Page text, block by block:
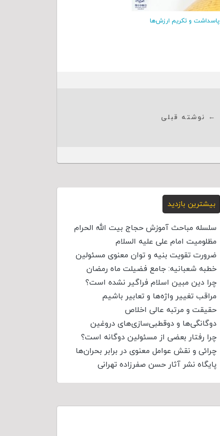
پاسداشت و تکریم ارزش‌ها
← نوشته قبلی
بیشترین بازدید
سلسله مباحث آموزش حجاج بیت الله الحرام
مظلومیت امام علی علیه السلام
ضرورت تقویت بنیه و توان معنوی مسئولین
خطبه شعبانیه: جامع فضیلت ماه رمضان
چرا دین مبین اسلام فراگیر نشده است؟
مراقب تغییر واژه‌ها و تعابیر باشیم
حقیقت و مرتبه عالی اخلاص
دوگانگی‌ها و دوقطبی‌سازی‌های دروغین
چرا رفتار بعضی از مسئولین دوگانه است؟
چرائی و نقش عوامل معنوی در برابر بحران‌ها
پایگاه نشر آثار حسن صفرزاده تهرانی